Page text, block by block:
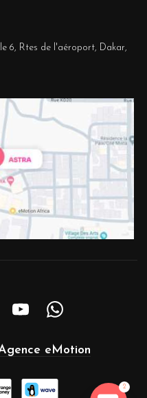
6, Rtes de l'aéroport, Dakar,
eMotion
2